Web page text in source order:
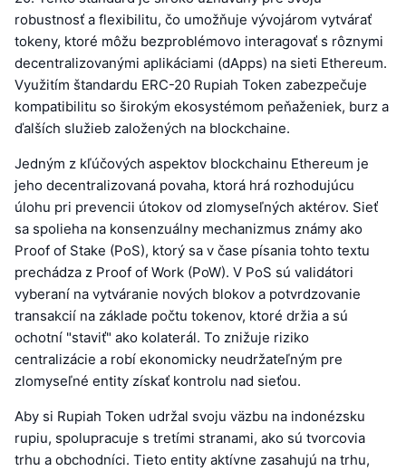
robustnosť a flexibilitu, čo umožňuje vývojárom vytvárať
tokeny, ktoré môžu bezproblémovo interagovať s rôznymi
decentralizovanými aplikáciami (dApps) na sieti Ethereum.
Využitím štandardu ERC-20 Rupiah Token zabezpečuje
kompatibilitu so širokým ekosystémom peňaženiek, burz a
ďalších služieb založených na blockchaine.
Jedným z kľúčových aspektov blockchainu Ethereum je
jeho decentralizovaná povaha, ktorá hrá rozhodujúcu
úlohu pri prevencii útokov od zlomyseľných aktérov. Sieť
sa spolieha na konsenzuálny mechanizmus známy ako
Proof of Stake (PoS), ktorý sa v čase písania tohto textu
prechádza z Proof of Work (PoW). V PoS sú validátori
vyberaní na vytváranie nových blokov a potvrdzovanie
transakcií na základe počtu tokenov, ktoré držia a sú
ochotní "staviť" ako kolaterál. To znižuje riziko
centralizácie a robí ekonomicky neudržateľným pre
zlomyseľné entity získať kontrolu nad sieťou.
Aby si Rupiah Token udržal svoju väzbu na indonézsku
rupiu, spolupracuje s tretími stranami, ako sú tvorcovia
trhu a obchodníci. Tieto entity aktívne zasahujú na trhu,